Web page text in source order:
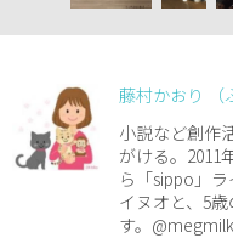
藤村かおり （
小説など創作
がける。2011
ら「sippo」
イヌオと、5
す。